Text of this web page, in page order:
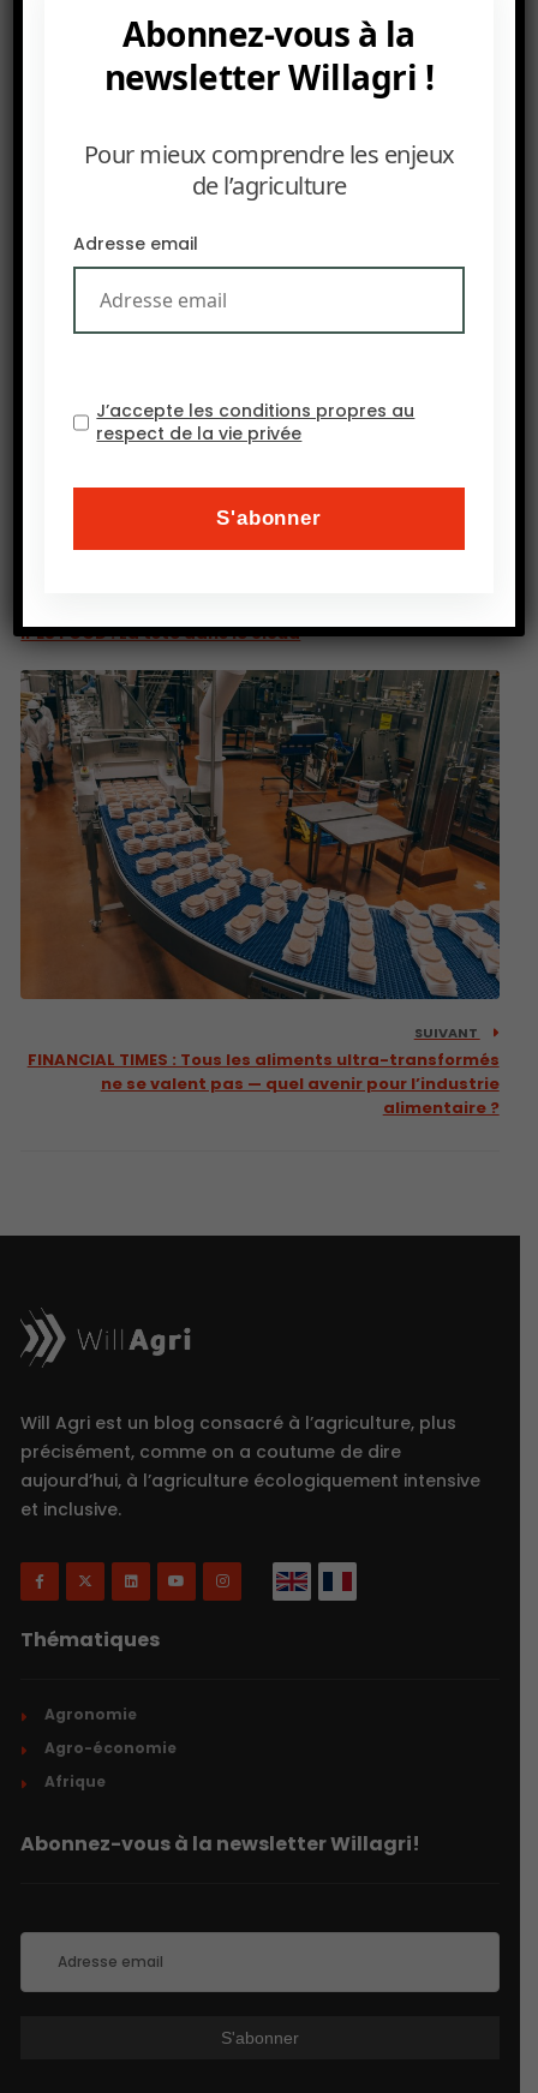
IPES FOOD : La tête dans le cloud
SUIVANT
FINANCIAL TIMES : Tous les aliments ultra-transformés
ne se valent pas — quel avenir pour l’industrie
alimentaire ?
Will Agri est un blog consacré à l’agriculture, plus
précisément, comme on a coutume de dire
aujourd’hui, à l’agriculture écologiquement intensive
et inclusive.
Thématiques
Agronomie
Agro-économie
Afrique
Abonnez-vous à la newsletter Willagri!
Abonnez-vous à la
newsletter Willagri !
Pour mieux comprendre les enjeux
de l’agriculture
Adresse email
J’accepte les conditions propres au
respect de la vie privée